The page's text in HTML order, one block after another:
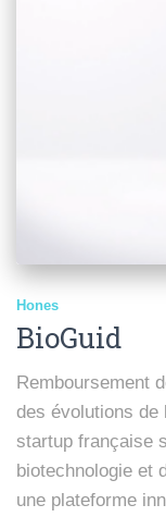
Hones
BioGuid
Remboursement
des évolutions de
startup française
biotechnologie et
une plateforme